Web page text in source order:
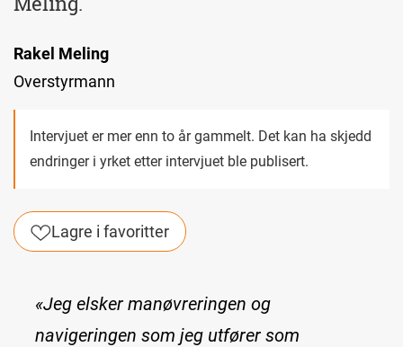
Rakel Meling
Overstyrmann
Intervjuet er mer enn to år gammelt. Det kan ha skjedd
endringer i yrket etter intervjuet ble publisert.
Lagre i favoritter
«Jeg elsker manøvreringen og
navigeringen som jeg utfører som